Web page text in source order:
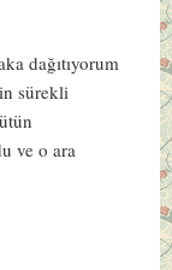
dağıtıyorum
sürekli
ve o ara